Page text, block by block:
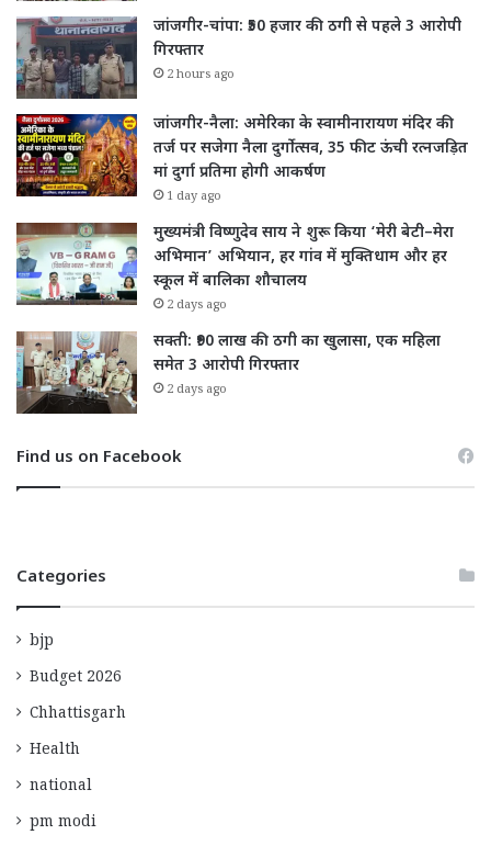
जांजगीर-चांपा: ₹50 हजार की ठगी से पहले 3 आरोपी
गिरफ्तार
2 hours ago
जांजगीर-नैला: अमेरिका के स्वामीनारायण मंदिर की
तर्ज पर सजेगा नैला दुर्गोत्सव, 35 फीट ऊंची रत्नजड़ित
मां दुर्गा प्रतिमा होगी आकर्षण
1 day ago
मुख्यमंत्री विष्णुदेव साय ने शुरू किया ‘मेरी बेटी–मेरा
अभिमान’ अभियान, हर गांव में मुक्तिधाम और हर
स्कूल में बालिका शौचालय
2 days ago
सक्ती: ₹90 लाख की ठगी का खुलासा, एक महिला
समेत 3 आरोपी गिरफ्तार
2 days ago
Find us on Facebook
Categories
bjp
Budget 2026
Chhattisgarh
Health
national
pm modi